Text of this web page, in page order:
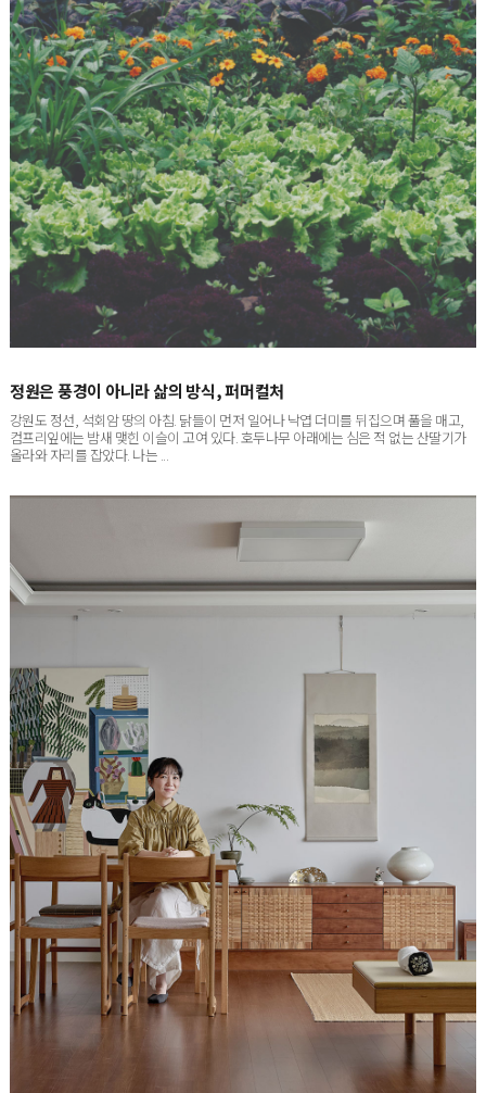
강원도 정선, 석회암 땅의 아침. 닭들이 먼저 일어나 낙엽 더미를 뒤집으며 풀을 매고,
컴프리잎에는 밤새 맺힌 이슬이 고여 있다. 호두나무 아래에는 심은 적 없는 산딸기가
올라와 자리를 잡았다. 나는 ...